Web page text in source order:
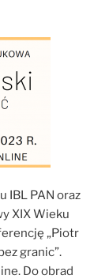
IBL PAN oraz
XIX Wieku
„Piotr
granic”.
Do obrad